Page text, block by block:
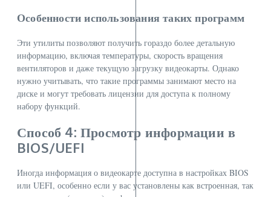
Особенности использования таких программ
Эти утилиты позволяют получить гораздо более детальную
информацию, включая температуры, скорость вращения
вентиляторов и даже текущую загрузку видеокарты. Однако
нужно учитывать, что такие программы занимают место на
диске и могут требовать лицензии для доступа к полному
набору функций.
Способ 4: Просмотр информации в
BIOS/UEFI
Иногда информация о видеокарте доступна в настройках BIOS
или UEFI, особенно если у вас установлены как встроенная, так